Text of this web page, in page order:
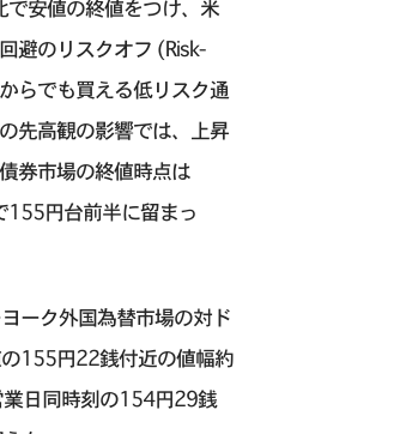
安値の終値をつけ、米
避のリスクオフ (Risk-
らでも買える低リスク通
先高観の影響では、上昇
券市場の終値時点は
円台前半に留まっ
ーク外国為替市場の対ド
155円22銭付近の値幅約
日同時刻の154円29銭